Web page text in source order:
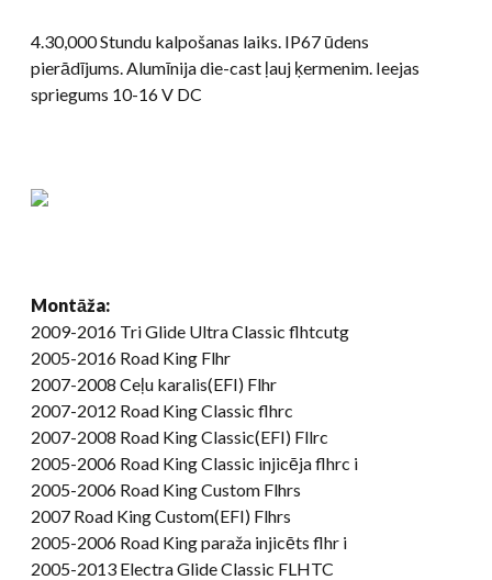
4.30,000 Stundu kalpošanas laiks. IP67 ūdens
pierādījums. Alumīnija die-cast ļauj ķermenim. Ieejas
spriegums 10-16 V DC
Montāža:
2009-2016 Tri Glide Ultra Classic flhtcutg
2005-2016 Road King Flhr
2007-2008 Ceļu karalis(EFI) Flhr
2007-2012 Road King Classic flhrc
2007-2008 Road King Classic(EFI) Fllrc
2005-2006 Road King Classic injicēja flhrc i
2005-2006 Road King Custom Flhrs
2007 Road King Custom(EFI) Flhrs
2005-2006 Road King paraža injicēts flhr i
2005-2013 Electra Glide Classic FLHTC